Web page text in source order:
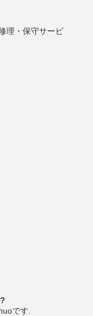
理・保守サービ
です.